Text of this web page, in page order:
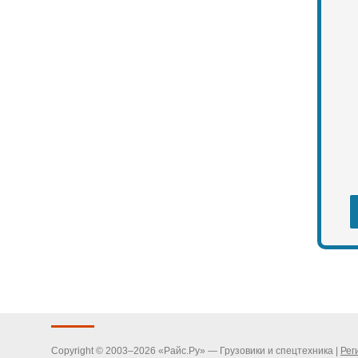
Copyright © 2003–2026 «Райс.Ру» — Грузовики и спецтехника |